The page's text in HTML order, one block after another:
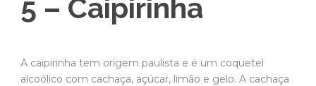
5 – Caipirinha
A caipirinha tem origem paulista e é um coquetel
alcoólico com cachaça, açúcar, limão e gelo. A cachaça